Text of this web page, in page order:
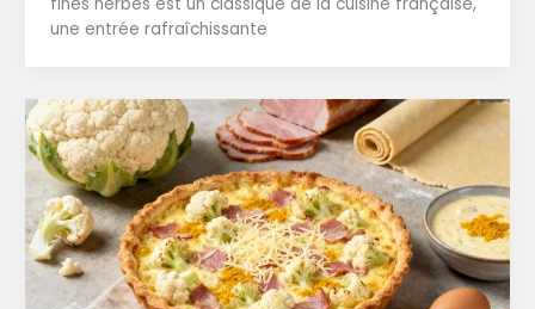
une entrée rafraîchissante